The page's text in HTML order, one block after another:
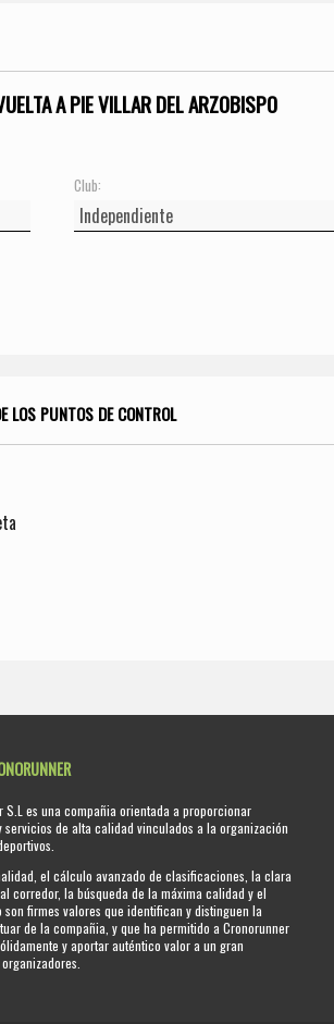
A PIE VILLAR DEL ARZOBISPO
Club:
LOS PUNTOS DE CONTROL
S.L es una compañia orientada a proporcionar
servicios de alta calidad vinculados a la organización
el cálculo avanzado de clasificaciones, la clara
corredor, la búsqueda de la máxima calidad y el
son firmes valores que identifican y distinguen la
de la compañia, y que ha permitido a Cronorunner
y aportar auténtico valor a un gran